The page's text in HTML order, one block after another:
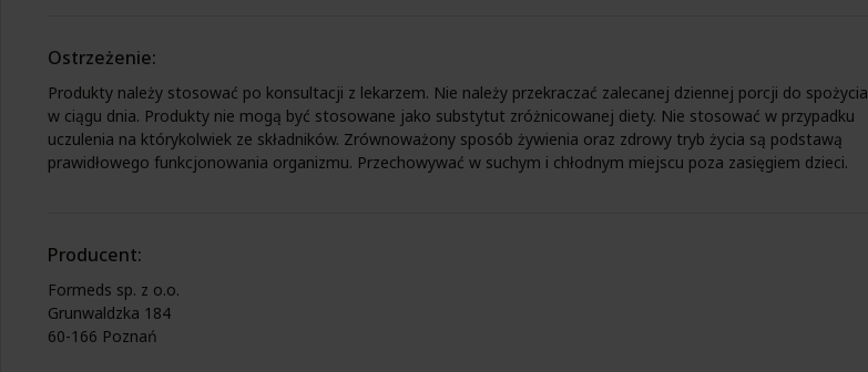
Ostrzeżenie:
Produkty należy stosować po konsultacji z lekarzem. Nie należy przekraczać zalecanej dziennej porcji do spożycia
w ciągu dnia. Produkty nie mogą być stosowane jako substytut zróżnicowanej diety. Nie stosować w przypadku
uczulenia na którykolwiek ze składników. Zrównoważony sposób żywienia oraz zdrowy tryb życia są podstawą
prawidłowego funkcjonowania organizmu. Przechowywać w suchym i chłodnym miejscu poza zasięgiem dzieci.
Producent:
Formeds sp. z o.o.
Grunwaldzka 184
60-166 Poznań